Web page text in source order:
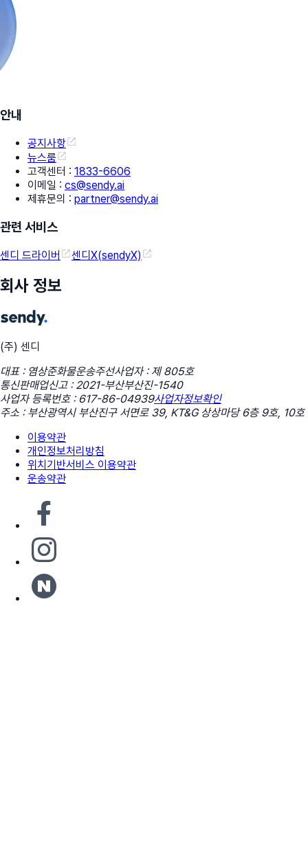
안내
공지사항
뉴스룸
고객센터 : 1833-6606
이메일 : cs@sendy.ai
제휴문의 : partner@sendy.ai
관련 서비스
센디 드라이버 센디X(sendyX)
회사 정보
(주) 센디
대표 : 염상준화물운송주선사업자 : 제 805호
통신판매업신고 : 2021-부산부산진-1540
사업자 등록번호 : 617-86-04939사업자정보확인
주소 : 부산광역시 부산진구 서면로 39, KT&G 상상마당 6층 9호, 10호
이용약관
개인정보처리방침
위치기반서비스 이용약관
운송약관